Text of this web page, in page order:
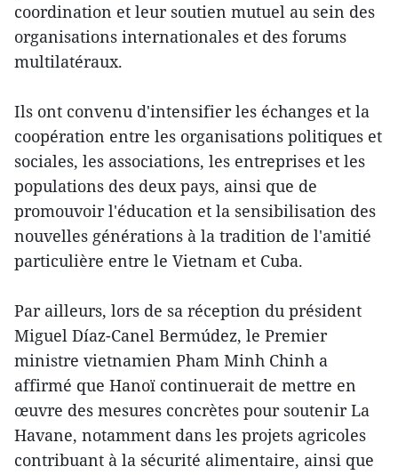
coordination et leur soutien mutuel au sein des
organisations internationales et des forums
multilatéraux.
Ils ont convenu d'intensifier les échanges et la
coopération entre les organisations politiques et
sociales, les associations, les entreprises et les
populations des deux pays, ainsi que de
promouvoir l'éducation et la sensibilisation des
nouvelles générations à la tradition de l'amitié
particulière entre le Vietnam et Cuba.
Par ailleurs, lors de sa réception du président
Miguel Díaz-Canel Bermúdez, le Premier
ministre vietnamien Pham Minh Chinh a
affirmé que Hanoï continuerait de mettre en
œuvre des mesures concrètes pour soutenir La
Havane, notamment dans les projets agricoles
contribuant à la sécurité alimentaire, ainsi que